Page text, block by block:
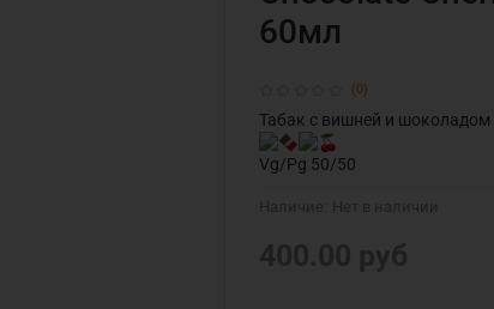
(0)
60мл
Табак с вишней и шоколадом
Vg/Pg 50/50